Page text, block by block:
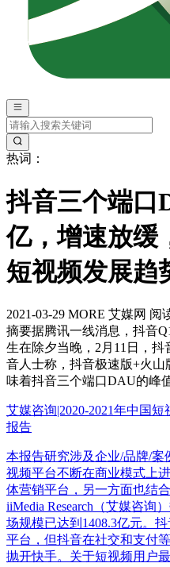
热词：
抖音三个端口
亿，增速放缓
短视频发展趋
2021-03-29 MORE 艾媒网 阅
摘要据腾讯一线消息，抖音
生在除夕当晚，2月11日，
音人士称，抖音极速版+火
味着抖音三个端口DAU的峰
艾媒咨询|2020-2021年中国
报告
本报告研究涉及企业/品牌/案
视频平台不断在商业模式上
体营销平台，另一方面也结
iiMedia Research（艾媒咨询
场规模已达到1408.3亿元。
平台，但抖音在社交和支付
抛开快手。关于短视频用户